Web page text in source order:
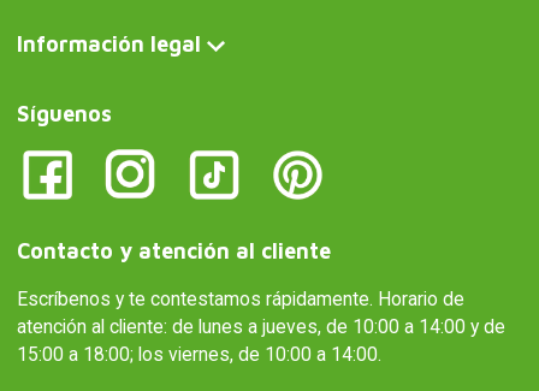
Información legal
Síguenos
Contacto y atención al cliente
Escríbenos y te contestamos rápidamente. Horario de
atención al cliente: de lunes a jueves, de 10:00 a 14:00 y de
15:00 a 18:00; los viernes, de 10:00 a 14:00.